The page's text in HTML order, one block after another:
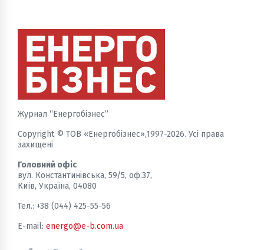
Журнал “Енергобізнес”
Copyright © ТОВ «Енергобізнес»,1997-2026. Усі права
захищені
Головний офіс
вул. Константинівська, 59/5, оф.37,
Київ, Україна, 04080
Тел.: +38 (044) 425-55-56
E-mail: energo@e-b.com.ua